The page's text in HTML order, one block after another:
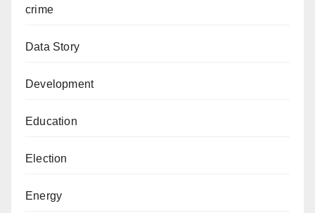
crime
Data Story
Development
Education
Election
Energy